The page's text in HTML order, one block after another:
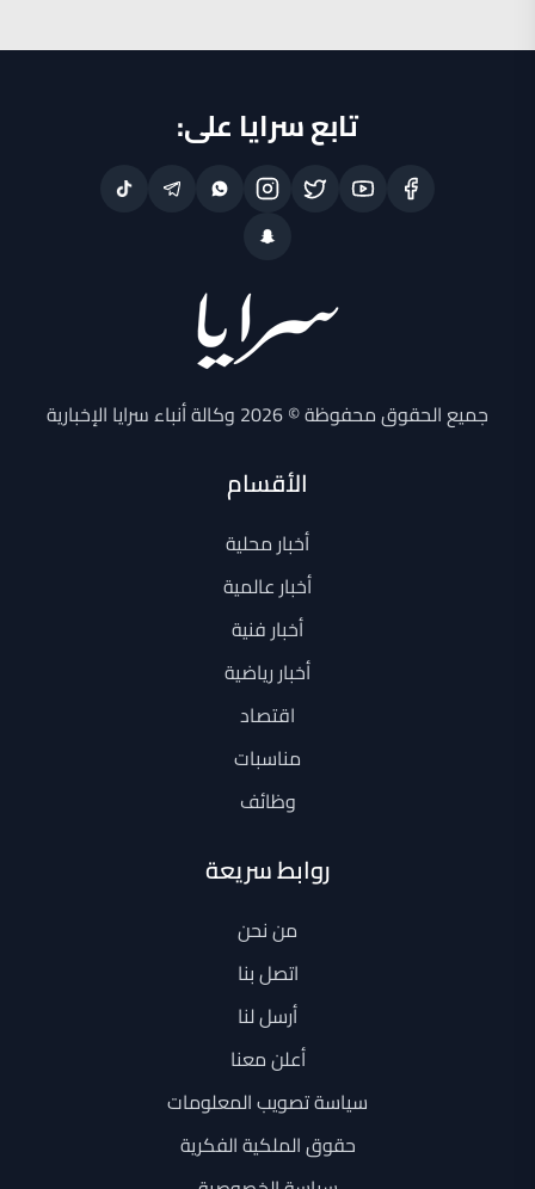
تابع سرايا على:
جميع الحقوق محفوظة © 2026 وكالة أنباء سرايا الإخبارية
الأقسام
أخبار محلية
أخبار عالمية
أخبار فنية
أخبار رياضية
اقتصاد
مناسبات
وظائف
روابط سريعة
من نحن
اتصل بنا
أرسل لنا
أعلن معنا
سياسة تصويب المعلومات
حقوق الملكية الفكرية